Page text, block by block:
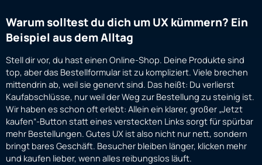
Warum solltest du dich um UX kümmern? Ein
Beispiel aus dem Alltag
Stell dir vor, du hast einen Online-Shop. Deine Produkte sind
top, aber das Bestellformular ist zu kompliziert. Viele brechen
mittendrin ab, weil sie genervt sind. Das heißt: Du verlierst
Kaufabschlüsse, nur weil der Weg zur Bestellung zu steinig ist.
Wir haben es schon oft erlebt: Allein ein klarer, großer „Jetzt
kaufen“-Button statt eines versteckten Links sorgt für spürbar
mehr Bestellungen. Gutes UX ist also nicht nur nett, sondern
bringt bares Geschäft. Besucher bleiben länger, klicken mehr
und kaufen lieber, wenn alles reibungslos läuft.